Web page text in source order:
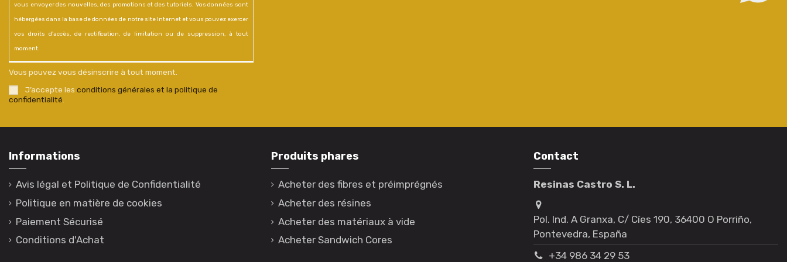
vous envoyer des nouvelles, des promotions et des tutoriels. Vos données sont
hébergées dans la base de données de notre site Internet et vous pouvez exercer
vos droits d'accès, de rectification, de limitation ou de suppression, à tout
moment.
Vous pouvez vous désinscrire à tout moment.
J’accepte les conditions générales et la politique de
confidentialité.
Informations
Avis légal et Politique de Confidentialité
Politique en matière de cookies
Paiement Sécurisé
Conditions d'Achat
Produits phares
Acheter des fibres et préimprégnés
Acheter des résines
Acheter des matériaux à vide
Acheter Sandwich Cores
Contact
Resinas Castro S. L.
Pol. Ind. A Granxa, C/ Cíes 190, 36400 O Porriño,
Pontevedra, España
+34 986 34 29 53